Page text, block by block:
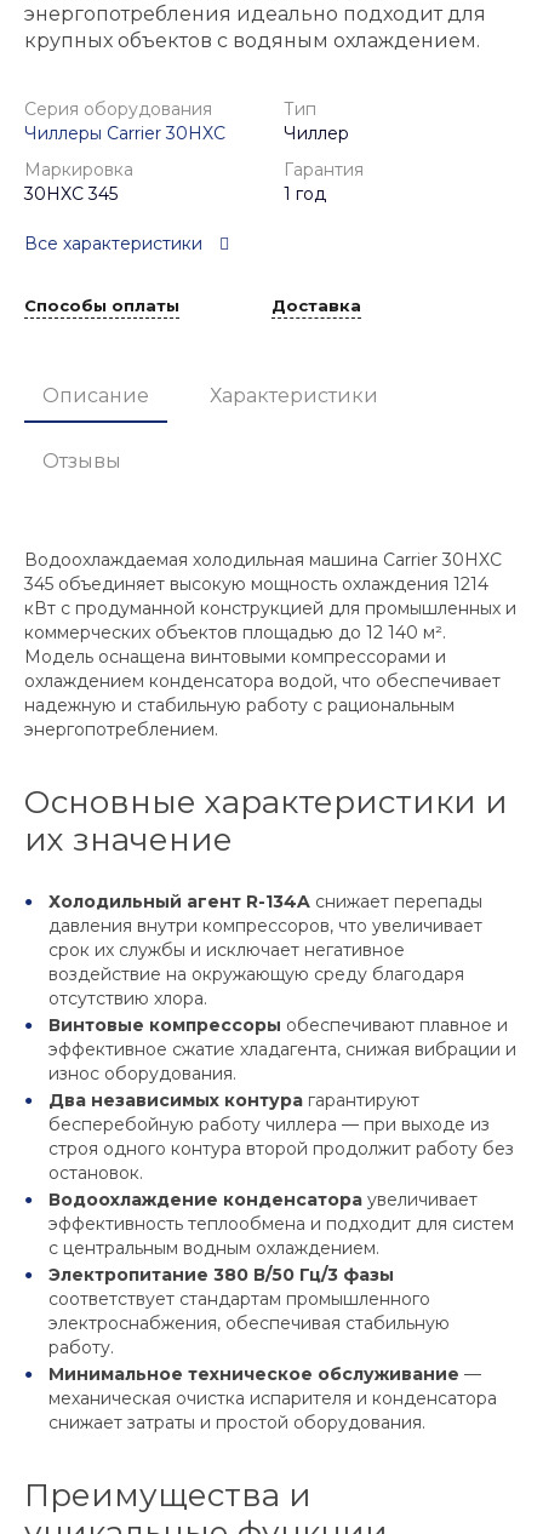
энергопотребления идеально подходит для
крупных объектов с водяным охлаждением.
Серия оборудования
Чиллеры Carrier 30HXC
Тип
Чиллер
Маркировка
30HXC 345
Гарантия
1 год
Все характеристики
Способы оплаты Доставка
Описание Характеристики
Отзывы
Водоохлаждаемая холодильная машина Carrier 30HXC
345 объединяет высокую мощность охлаждения 1214
кВт с продуманной конструкцией для промышленных и
коммерческих объектов площадью до 12 140 м².
Модель оснащена винтовыми компрессорами и
охлаждением конденсатора водой, что обеспечивает
надежную и стабильную работу с рациональным
энергопотреблением.
Основные характеристики и
их значение
Холодильный агент R-134A снижает перепады
давления внутри компрессоров, что увеличивает
срок их службы и исключает негативное
воздействие на окружающую среду благодаря
отсутствию хлора.
Винтовые компрессоры обеспечивают плавное и
эффективное сжатие хладагента, снижая вибрации и
износ оборудования.
Два независимых контура гарантируют
бесперебойную работу чиллера — при выходе из
строя одного контура второй продолжит работу без
остановок.
Водоохлаждение конденсатора увеличивает
эффективность теплообмена и подходит для систем
с центральным водным охлаждением.
Электропитание 380 В/50 Гц/3 фазы
соответствует стандартам промышленного
электроснабжения, обеспечивая стабильную
работу.
Минимальное техническое обслуживание —
механическая очистка испарителя и конденсатора
снижает затраты и простой оборудования.
Преимущества и